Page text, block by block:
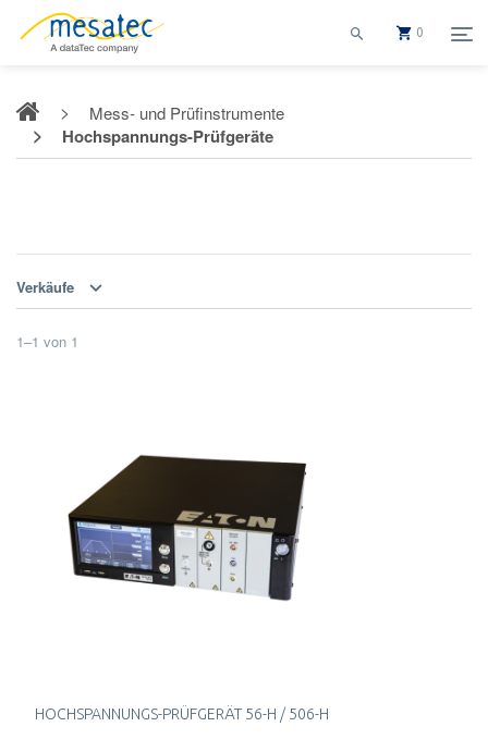
0
Mess- und Prüfinstrumente
Hochspannungs-Prüfgeräte
Verkäufe
1–1 von 1
HOCHSPANNUNGS-PRÜFGERÄT 56-H / 506-H